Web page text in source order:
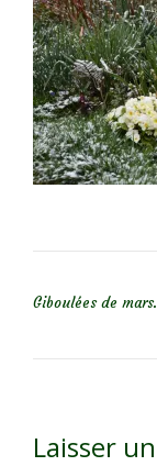
Giboulées de
Laisser